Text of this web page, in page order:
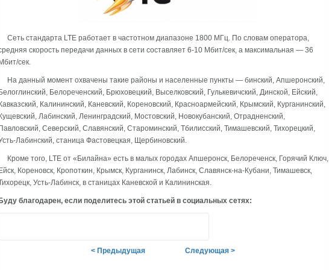
Сеть стандарта LTE работает в частотном диапазоне 1800 МГц. По словам оператора,
скорость передачи данных в сети составляет 6-10 Мбит/сек, а максимальная — 36
Мбит/сек.
На данный момент охвачены такие районы и населенные пункты — бинский, Апшеронский,
Белоглинский, Белореченский, Брюховецкий, Выселковский, Гулькевичский, Динской, Ейский,
Кавказский, Калининский, Каневский, Кореновский, Красноармейский, Крымский, Курганинский,
Кущевский, Лабинский, Ленинградский, Мостовский, Новокубанский, Отрадненский,
Павловский, Северский, Славянский, Староминский, Тбилисский, Тимашевский, Тихорецкий,
Лабинский, станица Фастовецкая, Щербиновский.
Кроме того, LTE от «Билайна» есть в малых городах Апшеронск, Белореченск, Горячий Ключ,
Ейск, Кореновск, Кропоткин, Крымск, Курганинск, Лабинск, Славянск-на-Кубани, Тимашевск,
Усть-Лабинск, в станицах Каневской и Калининская.
Буду благодарен, если поделитесь этой статьей в социальных сетях:
< Предыдущая Следующая >